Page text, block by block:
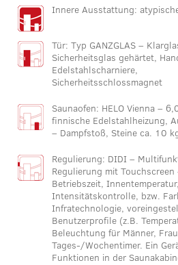
Innere Ausstattung:
Tür: Typ GANZGLAS –
Sicherheitsglas gehärtet,
Edelstahlscharniere,
Sicherheitsschlossmagnet
Saunaofen: HELO Vienna –
finnische Edelstahlheizung,
– Dampfstoß, Steine ca. 10
Regulierung: DIDI –
Regulierung mit
Betriebszeit,
Intensitätskontrolle, bzw.
Infratechnologie,
Benutzerprofile (z.B.
Beleuchtung für Männer,
Tages-/Wochentimer. Ein
Funktionen in der